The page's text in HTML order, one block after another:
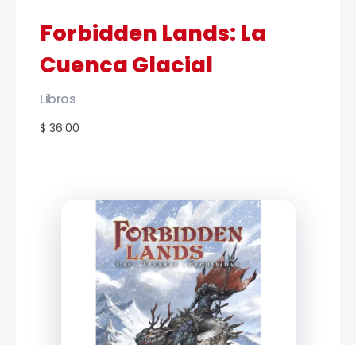
Forbidden Lands: La
Cuenca Glacial
$ 36.00
Libros